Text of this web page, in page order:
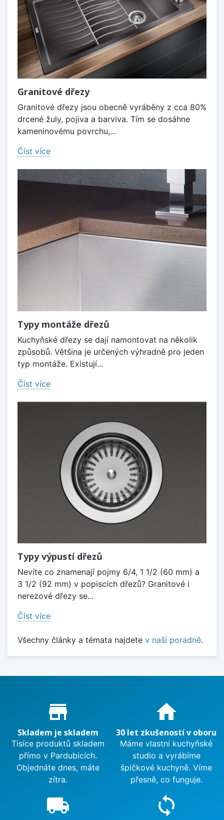
Granitové dřezy
Granitové dřezy jsou obecně vyráběny z cca 80%
drcené žuly, pojiva a barviva. Tím se dosáhne
kameninovému povrchu,...
Číst více
Typy montáže dřezů
Kuchyňské dřezy se dají namontovat na několik
způsobů. Většina je určených výhradně pro jeden
typ montáže. Existují...
Číst více
Typy výpustí dřezů
Nevíte co znamenají pojmy 6/4, 1 1/2 (60 mm) a
3 1/2 (92 mm) v popiscích dřezů? Granitové i
nerezové dřezy se...
Číst více
Všechny články a témata najdete v naší poradně.
Proč nakupovat u nás?
store_mall_directory
Skladem je skladem
Tisíce produktů skladem
přímo v Pardubicích.
Objednáte dnes, máte
zítra.
home
30 let zkušeností v oboru
Máme vlastní kuchyňské
studio a vyrábíme
špičkové kuchyně. Víme
přesně, co funguje.
local_shipping sync